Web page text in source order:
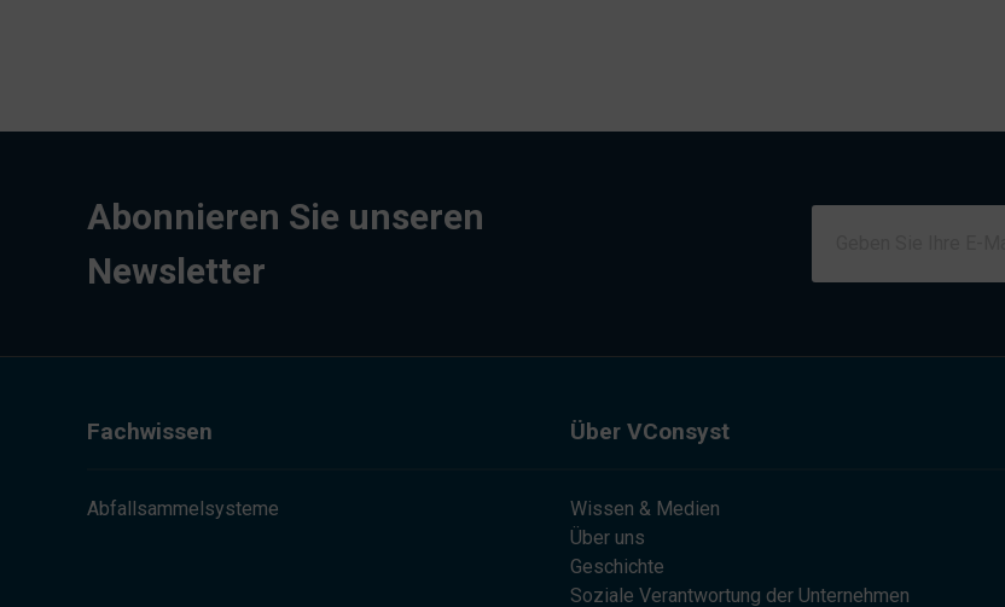
Abonnieren Sie unseren
Newsletter
Fachwissen
Abfallsammelsysteme
Über VConsyst
Wissen & Medien
Über uns
Geschichte
Soziale Verantwortung der Unternehmen